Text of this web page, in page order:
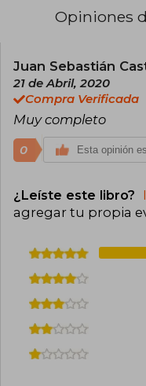
Opiniones
Juan Sebastián
21 de Abril, 2020
Compra Verificada
Muy completo
0 Esta opinión
¿Leíste este libro?
agregar tu propia